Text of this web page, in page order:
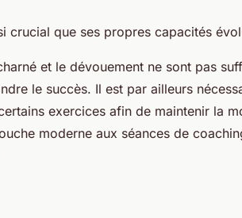
crucial que ses propres capacités
et le dévouement ne sont pas
le succès. Il est par ailleurs
exercices afin de maintenir la
moderne aux séances de